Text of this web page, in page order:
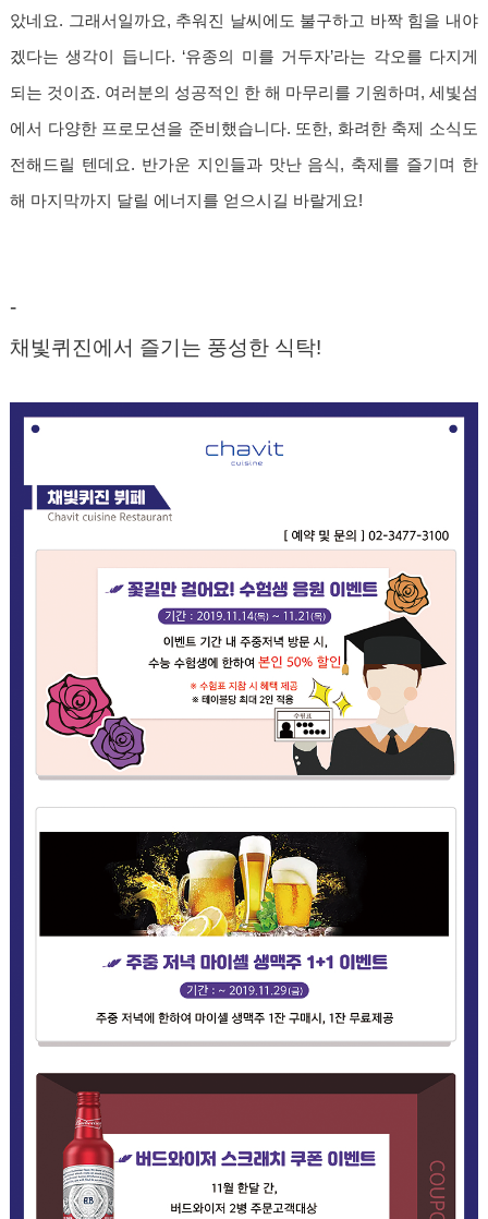
았네요. 그래서일까요, 추워진 날씨에도 불구하고 바짝 힘을 내야
겠다는 생각이 듭니다. ‘유종의 미를 거두자’라는 각오를 다지게
되는 것이죠. 여러분의 성공적인 한 해 마무리를 기원하며, 세빛섬
에서 다양한 프로모션을 준비했습니다. 또한, 화려한 축제 소식도
전해드릴 텐데요. 반가운 지인들과 맛난 음식, 축제를 즐기며 한
해 마지막까지 달릴 에너지를 얻으시길 바랄게요!
-
채빛퀴진에서 즐기는 풍성한 식탁!